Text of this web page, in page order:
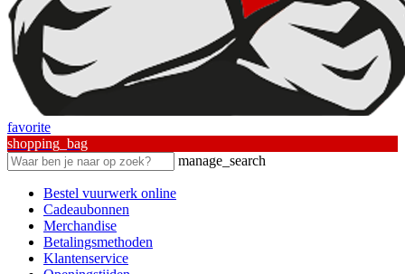
favorite
shopping_bag
manage_search
Bestel vuurwerk online
Cadeaubonnen
Merchandise
Betalingsmethoden
Klantenservice